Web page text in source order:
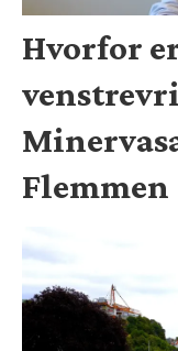
Hvorfor
Flemmen